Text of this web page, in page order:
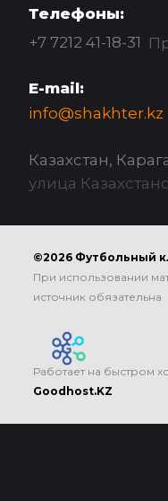
Телефоны:
+7 7212 41-18-31
E-mail:
info@shakhter.kz
Казахстан,
улица
©2026 Футбольный
При использовании
источник обязательна
Работает на быстром
Goodhost.KZ